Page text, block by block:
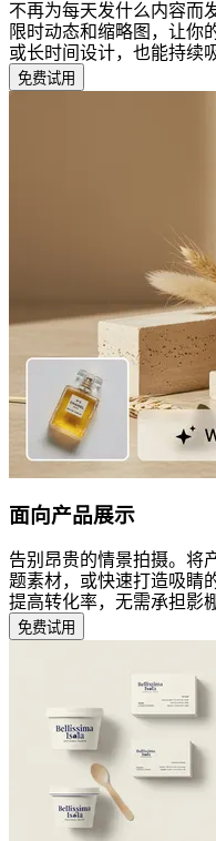
不再为每天发什么内容而
限时动态和缩略图，让你
或长时间设计，也能持续
免费试用
面向产品展示
告别昂贵的情景拍摄。将
题素材，或快速打造吸睛
提高转化率，无需承担影
免费试用